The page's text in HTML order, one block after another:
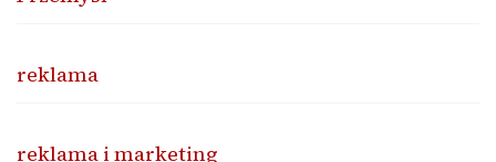
reklama
reklama i marketing